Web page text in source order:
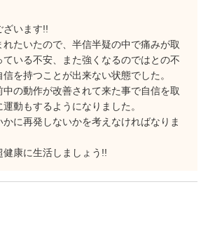
ざいます!!
たいたので、半信半疑の中で痛みが取
いる不安、また強くなるのではとの不
を持つことが出来ない状態でした。
の動作が改善されて来た事で自信を取
動もするようになりました。
に再発しないかを考えなければなりま
康に生活しましょう!!